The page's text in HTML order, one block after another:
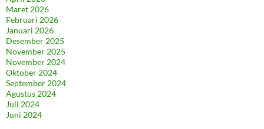
Maret 2026
Februari 2026
Januari 2026
Desember 2025
November 2025
November 2024
Oktober 2024
September 2024
Agustus 2024
Juli 2024
Juni 2024